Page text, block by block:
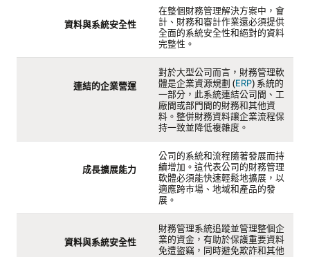
資料與系統安全性
在整個財務管理解決方案中，會
計、財務和審計作業還必須提供
全面的系統安全性和絕對的資料
完整性。
連結的企業營運
對於大型公司而言，財務管理軟
體是企業資源規劃 (ERP) 系統的
一部分，此系統連結公司間、工
廠間或部門間的財務和其他資
料。整併財務資料讓企業流程保
持一致並降低複雜度。
成長擴展能力
公司的系統和流程隨著發展而持
續增加。這代表公司的財務管理
軟體必須能快速輕鬆地擴展，以
適應跨市場、地域和產品的發
展。
資料與系統安全性
財務管理系統追蹤並管理整個企
業的資金，有助於保護重要資料
免遭盜竊，同時避免欺詐和其他